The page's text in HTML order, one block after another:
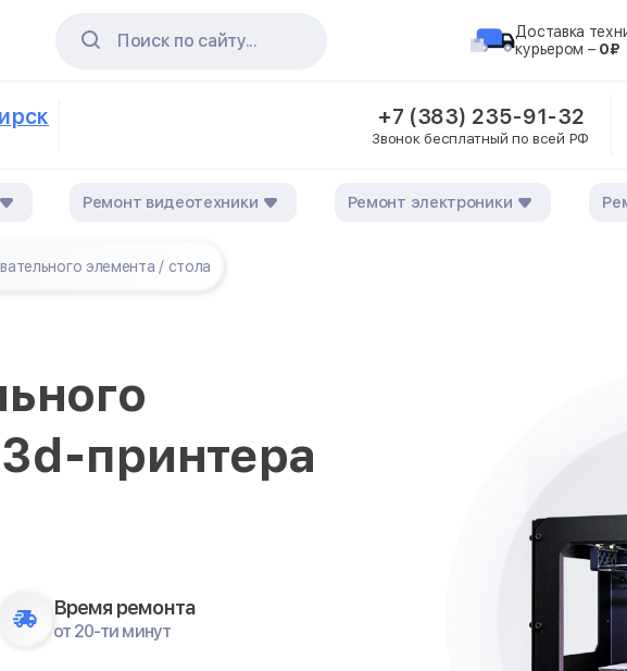
Поиск по сайту...
Доставка
курьером – 0₽
+7 (383) 235-91-32
Звонок бесплатный по всей РФ
Ремонт видеотехники Ремонт электроники
элемента / стола
принтера
Время ремонта
от 20-ти минут